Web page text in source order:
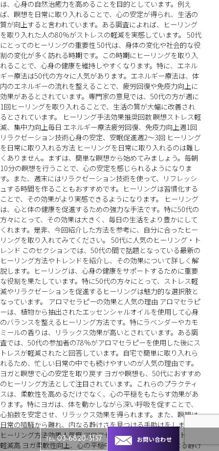
TEL03-6820-3157 お問い合わせ
は、心身の自然治癒力を高めることを目的としています。例え
ば、瞑想を日常に取り入れることで、心の安定が得られ、生活の
質が向上すると言われています。ある調査によれば、ヒーリング
を取り入れた人の80%がストレスの軽減を実感しています。 50代
にとってのヒーリングの重要性 50代は、身体の変化や社会的な役
割の変化が多く訪れる時期です。この時期にヒーリングを取り入
れることで、心身の健康を維持しやすくなります。特に、エネル
ギー療法は50代の方々に人気があります。エネルギー療法は、体
内のエネルギーの流れを整えることで、疲労回復や免疫力向上に
効果があるとされています。専門家の意見では、50代の方が週に
1回ヒーリングを取り入れることで、生活の質が大幅に改善され
るとされています。 ヒーリング手法効果推奨回数 瞑想ストレス軽
減、集中力向上毎日 エネルギー療法疲労回復、免疫力向上週1回
リラクゼーション技術心身の安定、安眠促進週2～3回 ヒーリング
を日常に取り入れる方法 ヒーリングを日常に取り入れるのは難し
くありません。まずは、簡単な瞑想から始めてみましょう。毎朝
10分の瞑想を行うことで、心の安定を感じられるようになりま
す。また、週末にはリラクゼーション技術を使って、リフレッシ
ュする時間を作ることもおすすめです。ヒーリングは習慣化する
ことで、その効果がより実感できるようになります。 ヒーリング
は、心と体の健康を促進するための強力な手法です。特に50代の
方々にとって、その効果は大きく、毎日の生活をより豊かにして
くれます。是非、今回紹介した方法を参考に、自分に合ったヒー
リングを取り入れてみてください。 50代に人気のヒーリング・ト
レンド このセクションでは、50代の間で話題となっている最新の
ヒーリング方法やトレンドを紹介し、その効果について詳しく解
説します。ヒーリングは、心身の健康をサポートするために重要
な役割を果たしています。特に50代の方々にとって、ストレス軽
減やリラクゼーションを促進するヒーリングは魅力的な選択肢と
なっています。 アロマセラピーの効果と人気の理由 アロマセラピ
ーは、植物から抽出されたエッセンシャルオイルを使用して心身
のバランスを整えるヒーリング方法です。特にラベンダーやカモ
ミールの香りは、リラックス効果が高いとされています。ある調
査では、50代の参加者の78%がアロマセラピーを使用した後にス
トレスが軽減されたと回答しています。自宅で簡単に取り入れら
れるため、忙しい日常の中でも続けやすいのが人気の理由です。
ヨガと瞑想で心の安定を取り戻す ヨガや瞑想も、50代におすすめ
のヒーリング方法として注目されています。これらのプラクティ
スは、柔軟性を高めるだけでなく、心の平穏をもたらす効果があ
ります。特にヨガは、体を動かしながら深い呼吸を促すことで、
心拍数を安定させ、リラックス効果を得られます。また、瞑想は
日常の喧騒から離れ、内なる静けさを見つける手助けをします。
ヒーリング方法効果人気度 アロマセラピーリラックス、ストレス
軽減高 ヨガ柔軟性向上、心の平穏中 瞑想集中力向上、内なる静け